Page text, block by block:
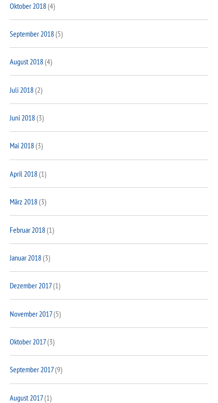
Oktober 2018(4)
September 2018(5)
August 2018(4)
Juli 2018(2)
Juni 2018(3)
Mai 2018(3)
April 2018(1)
März 2018(3)
Februar 2018(1)
Januar 2018(3)
Dezember 2017(1)
November 2017(5)
Oktober 2017(3)
September 2017(9)
August 2017(1)